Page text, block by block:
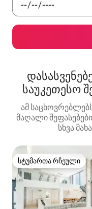
საუკეთესო
ამ
მაღალი
სხვა
სტუმართა რჩეული
სტუმართა რჩეული